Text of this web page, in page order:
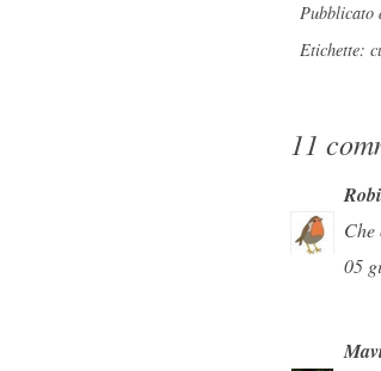
Pubblicato
Etichette:
11
05